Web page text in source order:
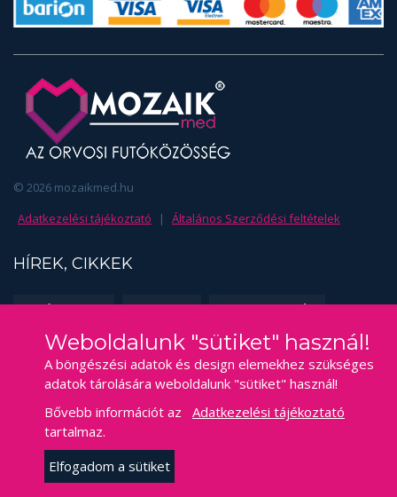
© 2026 mozaikmed.hu
Adatkezelési tájékoztató
| Általános Szerződési feltételek
HÍREK, CIKKEK
KAPCSOLAT
Weboldalunk "sütiket" használ!
A böngészési adatok és design elemekhez szükséges
adatok tárolására weboldalunk "sütiket" használ!
Bővebb információt az Adatkezelési tájékoztató
tartalmaz.
Elfogadom a sütiket